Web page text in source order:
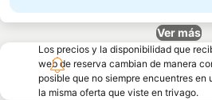
Ver más
Los precios y la disponibilidad que
web de reserva cambian de manera
posible que no siempre encuentres en
la misma oferta que viste en trivago.